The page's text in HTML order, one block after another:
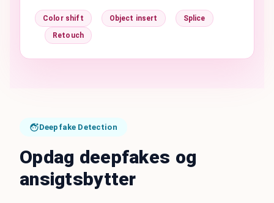
Color shift Object insert
Splice
Retouch
Deepfake Detection
Opdag deepfakes og
ansigtsbytter